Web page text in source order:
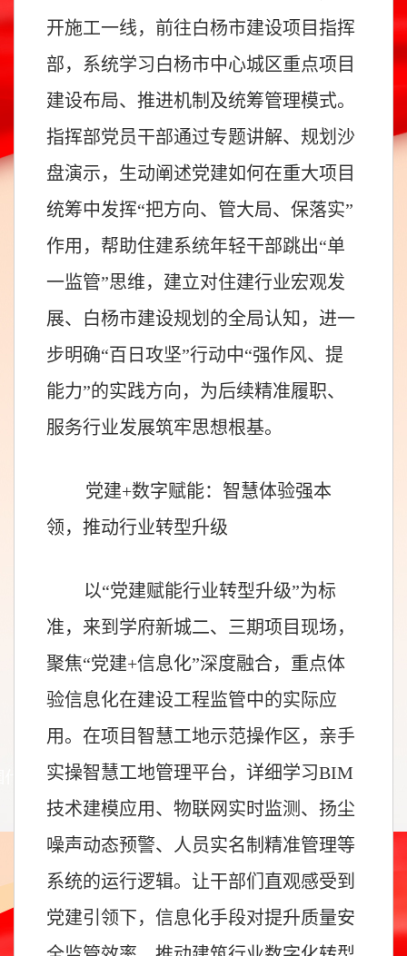
开施工一线，前往白杨市建设项目指挥
部，系统学习白杨市中心城区重点项目
建设布局、推进机制及统筹管理模式。
指挥部党员干部通过专题讲解、规划沙
盘演示，生动阐述党建如何在重大项目
统筹中发挥“把方向、管大局、保落实”
作用，帮助住建系统年轻干部跳出“单
一监管”思维，建立对住建行业宏观发
展、白杨市建设规划的全局认知，进一
步明确“百日攻坚”行动中“强作风、提
能力”的实践方向，为后续精准履职、
服务行业发展筑牢思想根基。
党建+数字赋能：智慧体验强本
领，推动行业转型升级
以“党建赋能行业转型升级”为标
准，来到学府新城二、三期项目现场，
聚焦“党建+信息化”深度融合，重点体
验信息化在建设工程监管中的实际应
用。在项目智慧工地示范操作区，亲手
实操智慧工地管理平台，详细学习BIM
技术建模应用、物联网实时监测、扬尘
噪声动态预警、人员实名制精准管理等
系统的运行逻辑。让干部们直观感受到
党建引领下，信息化手段对提升质量安